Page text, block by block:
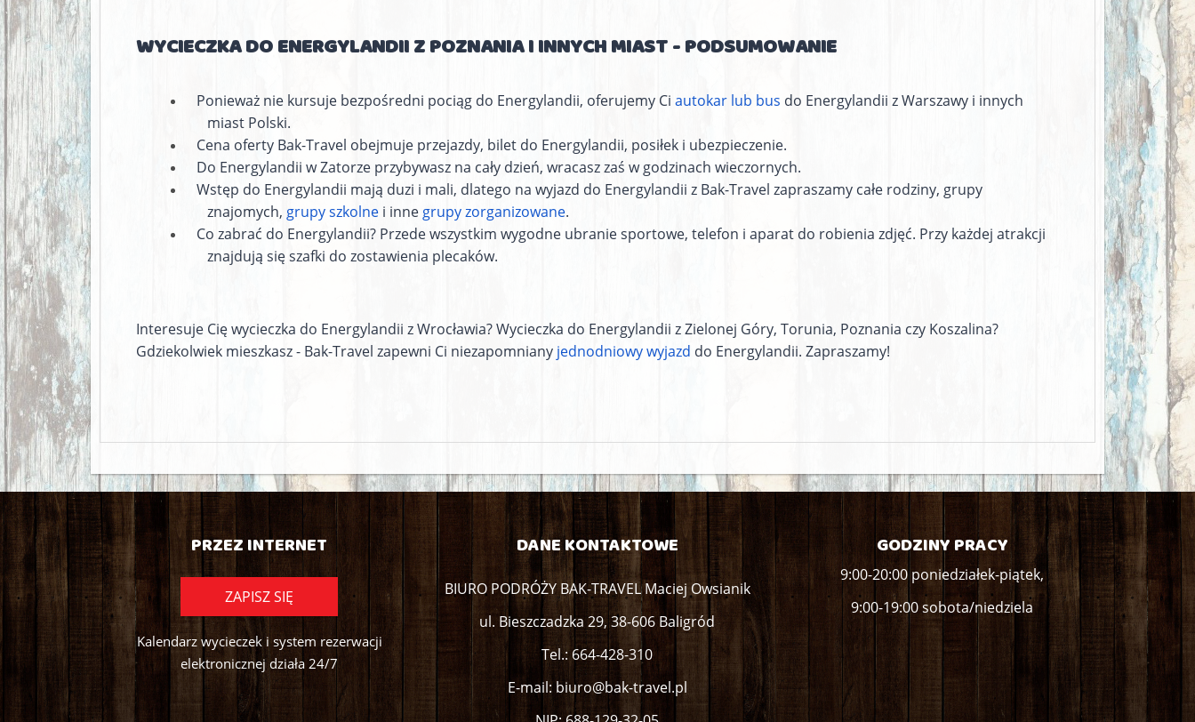
WYCIECZKA DO ENERGYLANDII Z POZNANIA I INNYCH MIAST - PODSUMOWANIE
Ponieważ nie kursuje bezpośredni pociąg do Energylandii, oferujemy Ci autokar lub bus do Energylandii z Warszawy i innych
miast Polski.
Cena oferty Bak-Travel obejmuje przejazdy, bilet do Energylandii, posiłek i ubezpieczenie.
Do Energylandii w Zatorze przybywasz na cały dzień, wracasz zaś w godzinach wieczornych.
Wstęp do Energylandii mają duzi i mali, dlatego na wyjazd do Energylandii z Bak-Travel zapraszamy całe rodziny, grupy
znajomych, grupy szkolne i inne grupy zorganizowane.
Co zabrać do Energylandii? Przede wszystkim wygodne ubranie sportowe, telefon i aparat do robienia zdjęć. Przy każdej atrakcji
znajdują się szafki do zostawienia plecaków.
Interesuje Cię wycieczka do Energylandii z Wrocławia? Wycieczka do Energylandii z Zielonej Góry, Torunia, Poznania czy Koszalina?
Gdziekolwiek mieszkasz - Bak-Travel zapewni Ci niezapomniany jednodniowy wyjazd do Energylandii. Zapraszamy!
PRZEZ INTERNET
ZAPISZ SIĘ
Kalendarz wycieczek i system rezerwacji
elektronicznej działa 24/7
DANE KONTAKTOWE
BIURO PODRÓŻY BAK-TRAVEL Maciej Owsianik
ul. Bieszczadzka 29, 38-606 Baligród
Tel.:664-428-310
E-mail:biuro@bak-travel.pl
GODZINY PRACY
9:00-20:00 poniedziałek-piątek,
9:00-19:00 sobota/niedziela